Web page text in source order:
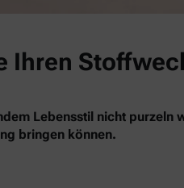
Ihren
Lebensstil nicht
bringen können.